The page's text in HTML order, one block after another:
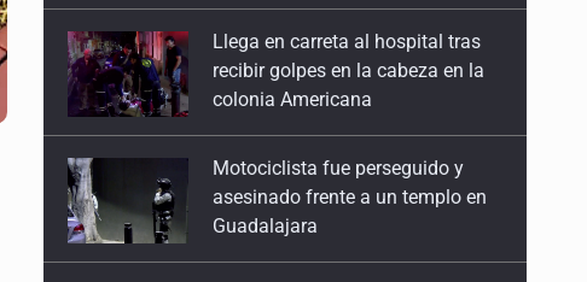
colonia Americana
Motociclista fue perseguido y
asesinado frente a un templo en
Guadalajara
Descartan riesgo tras reportes de
olor a gas en tres colonias de
Tlaquepaque